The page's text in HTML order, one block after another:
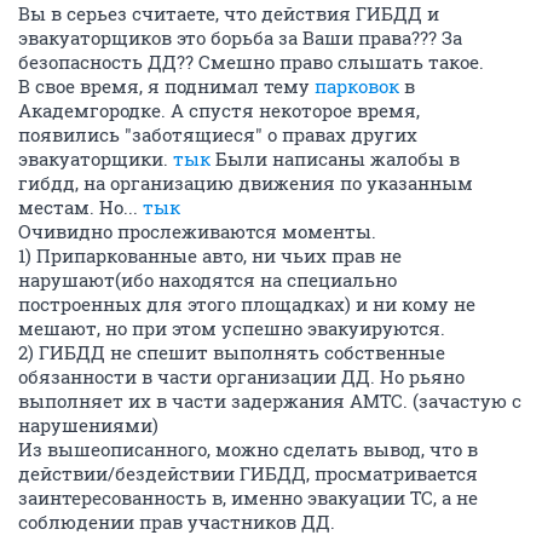
Вы в серьез считаете, что действия ГИБДД и
эвакуаторщиков это борьба за Ваши права??? За
безопасность ДД?? Смешно право слышать такое.
В свое время, я поднимал тему парковок в
Академгородке. А спустя некоторое время,
появились "заботящиеся" о правах других
эвакуаторщики. тык Были написаны жалобы в
гибдд, на организацию движения по указанным
местам. Но... тык
Очивидно прослеживаются моменты.
1) Припаркованные авто, ни чьих прав не
нарушают(ибо находятся на специально
построенных для этого площадках) и ни кому не
мешают, но при этом успешно эвакуируются.
2) ГИБДД не спешит выполнять собственные
обязанности в части организации ДД. Но рьяно
выполняет их в части задержания АМТС. (зачастую с
нарушениями)
Из вышеописанного, можно сделать вывод, что в
действии/бездействии ГИБДД, просматривается
заинтересованность в, именно эвакуации ТС, а не
соблюдении прав участников ДД.